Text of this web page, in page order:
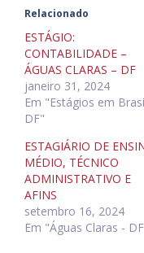
Relacionado
ESTÁGIO:
CONTABILIDADE –
ÁGUAS CLARAS – DF
janeiro 31, 2024
Em "Estágios em
DF"
ESTAGIÁRIO DE
MÉDIO, TÉCNICO
ADMINISTRATIVO E
AFINS
setembro 16, 2024
Em "Águas Claras -